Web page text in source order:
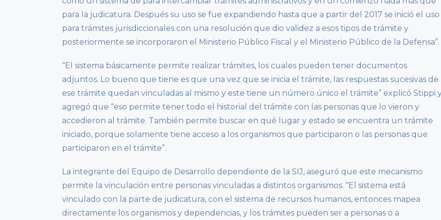
para la judicatura. Después su uso se fue expandiendo hasta que a partir del 2017 se inició el uso
para trámites jurisdiccionales con una resolución que dio validez a esos tipos de trámite y
posteriormente se incorporaron el Ministerio Público Fiscal y el Ministerio Público de la Defensa”.
“El sistema básicamente permite realizar trámites, los cuales pueden tener documentos
adjuntos. Lo bueno que tiene es que una vez que se inicia el trámite, las respuestas sucesivas de
ese trámite quedan vinculadas al mismo y este tiene un número único el trámite” explicó Stippi
agregó que “eso permite tener todo el historial del trámite con las personas que lo vieron y
accedieron al trámite. También permite buscar en qué lugar y estado se encuentra un trámite
iniciado, porque solamente tiene acceso a los organismos que participaron o las personas que
participaron en el trámite”.
La integrante del Equipo de Desarrollo dependiente de la SIJ, aseguró que este mecanismo
permite la vinculación entre personas vinculadas a distintos organismos. “El sistema está
vinculado con la parte de judicatura, con el sistema de recursos humanos, entonces mapea
directamente los organismos y dependencias, y los trámites pueden ser a personas o a